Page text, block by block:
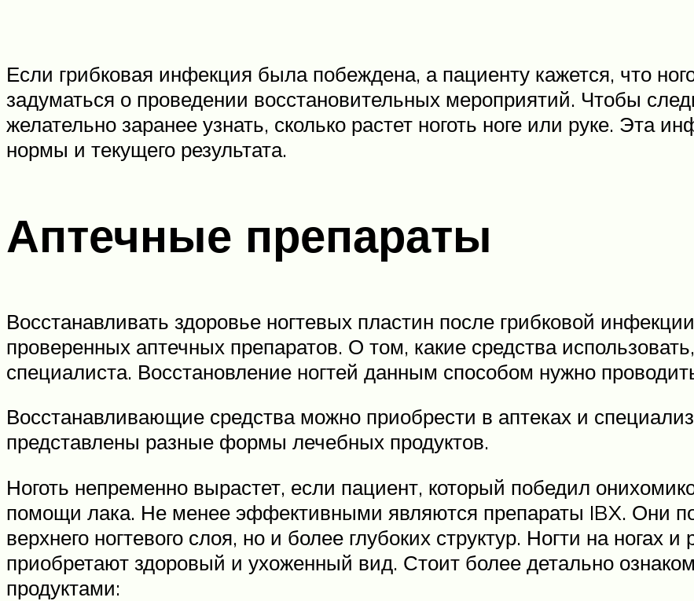
Если грибковая инфекция была побеждена, а пациенту кажется, что
задуматься о проведении восстановительных мероприятий. Чтобы
желательно заранее узнать, сколько растет ноготь ноге или руке. Эта
нормы и текущего результата.
Аптечные препараты
Восстанавливать здоровье ногтевых пластин после грибковой
проверенных аптечных препаратов. О том, какие средства
специалиста. Восстановление ногтей данным способом нужно
Восстанавливающие средства можно приобрести в аптеках и
представлены разные формы лечебных продуктов.
Ноготь непременно вырастет, если пациент, который победил
помощи лака. Не менее эффективными являются препараты IBX. Они
верхнего ногтевого слоя, но и более глубоких структур. Ногти на ногах
приобретают здоровый и ухоженный вид. Стоит более детально
продуктами: